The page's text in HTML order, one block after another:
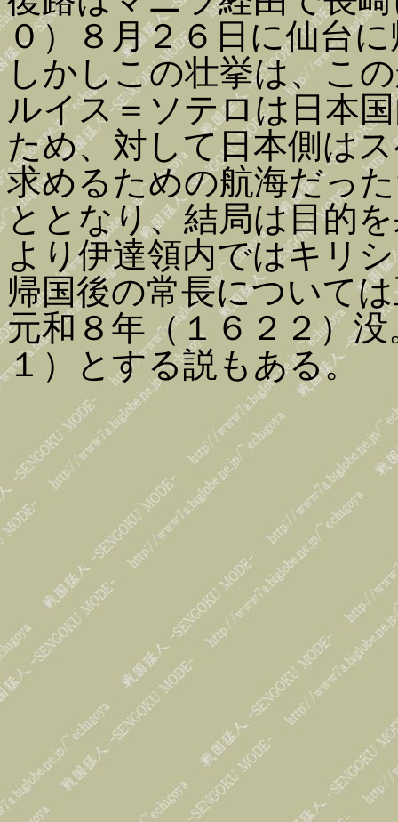
０）８月２６日に仙台
しかしこの壮挙は、こ
ルイス＝ソテロは日本
ため、対して日本側は
求めるための航海だっ
ととなり、結局は目的
より伊達領内ではキリ
帰国後の常長について
元和８年（１６２２）
１）とする説もある。